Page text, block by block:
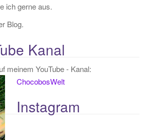
ich gerne aus.
Blog.
Kanal
meinem YouTube - Kanal:
ChocobosWelt
Instagram